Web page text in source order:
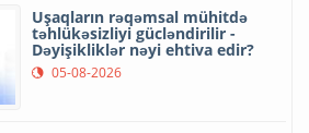
Uşaqların rəqəmsal mühitdə
təhlükəsizliyi gücləndirilir -
Dəyişikliklər nəyi ehtiva edir?
05-08-2026